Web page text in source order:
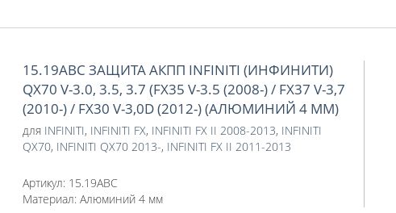
15.19ABC ЗАЩИТА АКПП INFINITI (ИНФИНИТИ)
QX70 V-3.0, 3.5, 3.7 (FX35 V-3.5 (2008-) / FX37 V-3,7
(2010-) / FX30 V-3,0D (2012-) (АЛЮМИНИЙ 4 ММ)
для INFINITI, INFINITI FX, INFINITI FX II 2008-2013, INFINITI
QX70, INFINITI QX70 2013-, INFINITI FX II 2011-2013
Артикул: 15.19ABC
Материал: Алюминий 4 мм